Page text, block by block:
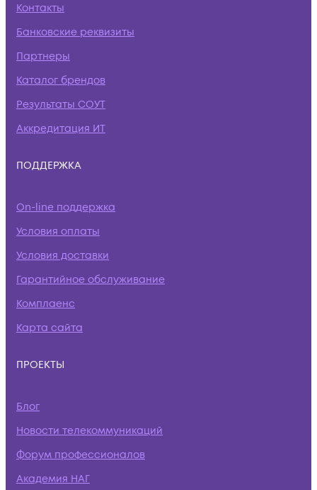
Контакты
Банковские реквизиты
Партнеры
Каталог брендов
Результаты СОУТ
Аккредитация ИТ
ПОДДЕРЖКА
On-line поддержка
Условия оплаты
Условия доставки
Гарантийное обслуживание
Комплаенс
Карта сайта
ПРОЕКТЫ
Блог
Новости телекоммуникаций
Форум профессионалов
Академия НАГ